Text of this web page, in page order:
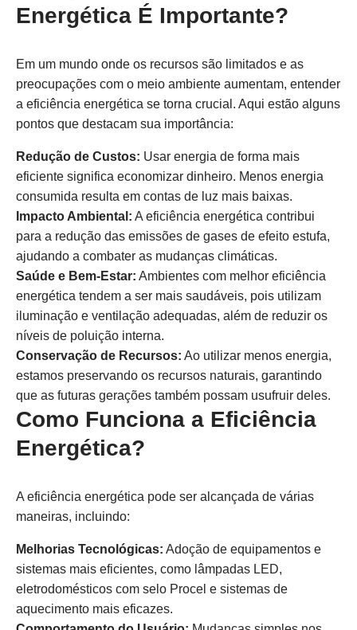
Energética É Importante?
Em um mundo onde os recursos são limitados e as
preocupações com o meio ambiente aumentam, entender
a eficiência energética se torna crucial. Aqui estão alguns
pontos que destacam sua importância:
Redução de Custos: Usar energia de forma mais
eficiente significa economizar dinheiro. Menos energia
consumida resulta em contas de luz mais baixas.
Impacto Ambiental: A eficiência energética contribui
para a redução das emissões de gases de efeito estufa,
ajudando a combater as mudanças climáticas.
Saúde e Bem-Estar: Ambientes com melhor eficiência
energética tendem a ser mais saudáveis, pois utilizam
iluminação e ventilação adequadas, além de reduzir os
níveis de poluição interna.
Conservação de Recursos: Ao utilizar menos energia,
estamos preservando os recursos naturais, garantindo
que as futuras gerações também possam usufruir deles.
Como Funciona a Eficiência
Energética?
A eficiência energética pode ser alcançada de várias
maneiras, incluindo:
Melhorias Tecnológicas: Adoção de equipamentos e
sistemas mais eficientes, como lâmpadas LED,
eletrodomésticos com selo Procel e sistemas de
aquecimento mais eficazes.